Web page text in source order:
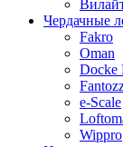
Чердачные
Fakro
Oman
Docke
e-Scale
Wippro